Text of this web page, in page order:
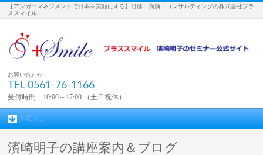
【アンガーマネジメントで日本を笑顔にする】研修・講演・コンサルティングの株式会社プラ
ススマイル
お問い合わせ
TEL0561-76-1166
受付時間 10:00～17:00 （土日祝休）
MENU
濱崎明子の講座案内＆ブログ